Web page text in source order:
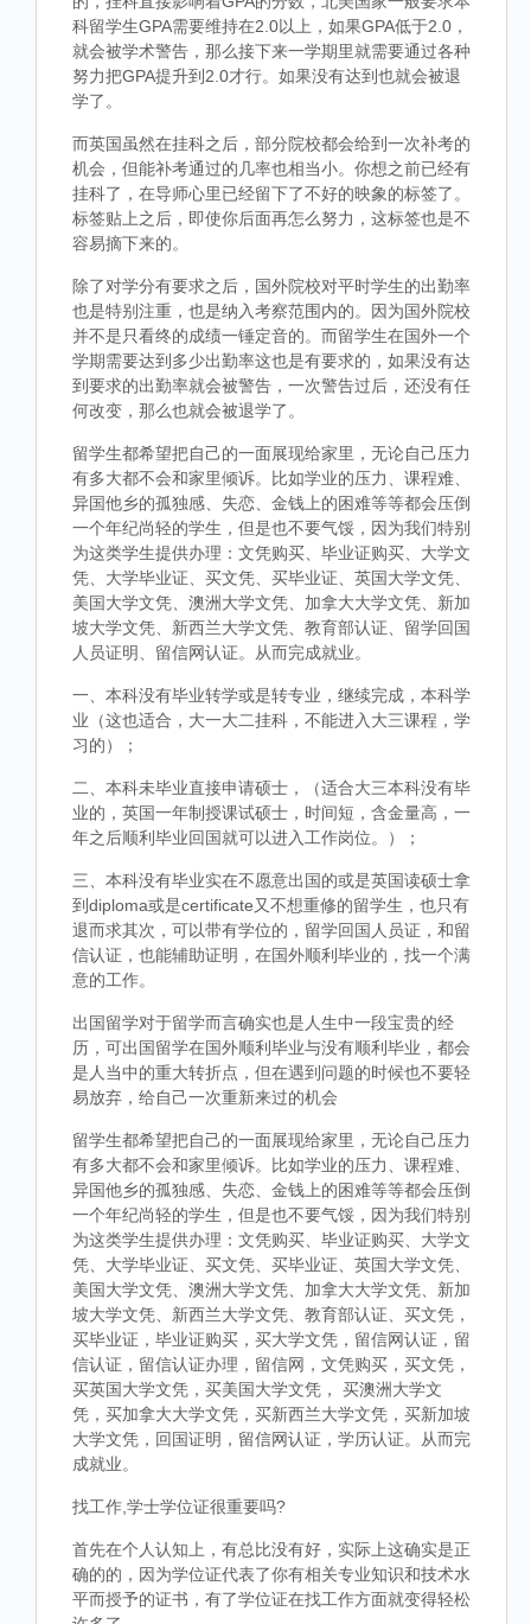
科留学生GPA需要维持在2.0以上，如果GPA低于2.0，
就会被学术警告，那么接下来一学期里就需要通过各种
努力把GPA提升到2.0才行。如果没有达到也就会被退
学了。
而英国虽然在挂科之后，部分院校都会给到一次补考的
机会，但能补考通过的几率也相当小。你想之前已经有
挂科了，在导师心里已经留下了不好的映象的标签了。
标签贴上之后，即使你后面再怎么努力，这标签也是不
容易摘下来的。
除了对学分有要求之后，国外院校对平时学生的出勤率
也是特别注重，也是纳入考察范围内的。因为国外院校
并不是只看终的成绩一锤定音的。而留学生在国外一个
学期需要达到多少出勤率这也是有要求的，如果没有达
到要求的出勤率就会被警告，一次警告过后，还没有任
何改变，那么也就会被退学了。
留学生都希望把自己的一面展现给家里，无论自己压力
有多大都不会和家里倾诉。比如学业的压力、课程难、
异国他乡的孤独感、失恋、金钱上的困难等等都会压倒
一个年纪尚轻的学生，但是也不要气馁，因为我们特别
为这类学生提供办理：文凭购买、毕业证购买、大学文
凭、大学毕业证、买文凭、买毕业证、英国大学文凭、
美国大学文凭、澳洲大学文凭、加拿大大学文凭、新加
坡大学文凭、新西兰大学文凭、教育部认证、留学回国
人员证明、留信网认证。从而完成就业。
一、本科没有毕业转学或是转专业，继续完成，本科学
业（这也适合，大一大二挂科，不能进入大三课程，学
习的）；
二、本科未毕业直接申请硕士，（适合大三本科没有毕
业的，英国一年制授课试硕士，时间短，含金量高，一
年之后顺利毕业回国就可以进入工作岗位。）；
三、本科没有毕业实在不愿意出国的或是英国读硕士拿
到diploma或是certificate又不想重修的留学生，也只有
退而求其次，可以带有学位的，留学回国人员证，和留
信认证，也能辅助证明，在国外顺利毕业的，找一个满
意的工作。
出国留学对于留学而言确实也是人生中一段宝贵的经
历，可出国留学在国外顺利毕业与没有顺利毕业，都会
是人当中的重大转折点，但在遇到问题的时候也不要轻
易放弃，给自己一次重新来过的机会
留学生都希望把自己的一面展现给家里，无论自己压力
有多大都不会和家里倾诉。比如学业的压力、课程难、
异国他乡的孤独感、失恋、金钱上的困难等等都会压倒
一个年纪尚轻的学生，但是也不要气馁，因为我们特别
为这类学生提供办理：文凭购买、毕业证购买、大学文
凭、大学毕业证、买文凭、买毕业证、英国大学文凭、
美国大学文凭、澳洲大学文凭、加拿大大学文凭、新加
坡大学文凭、新西兰大学文凭、教育部认证、买文凭，
买毕业证，毕业证购买，买大学文凭，留信网认证，留
信认证，留信认证办理，留信网，文凭购买，买文凭，
买英国大学文凭，买美国大学文凭， 买澳洲大学文
凭，买加拿大大学文凭，买新西兰大学文凭，买新加坡
大学文凭，回国证明，留信网认证，学历认证。从而完
成就业。
找工作,学士学位证很重要吗?
首先在个人认知上，有总比没有好，实际上这确实是正
确的的，因为学位证代表了你有相关专业知识和技术水
平而授予的证书，有了学位证在找工作方面就变得轻松